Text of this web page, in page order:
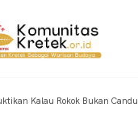
Kalau Rokok Bukan Candu